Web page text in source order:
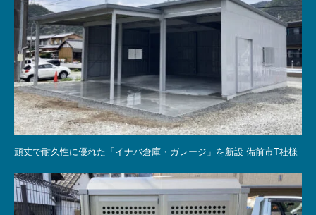
頑丈で耐久性に優れた「イナバ倉庫・ガレージ」を新設 備前市T社様